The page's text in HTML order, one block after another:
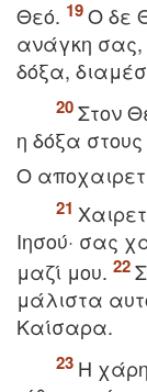
Θεό.
O δε
ανάγκη σας,
δόξα,
Στον
η δόξα
O
Iησού· σας
μαζί μου.
μάλιστα
Kαίσαρα.
H